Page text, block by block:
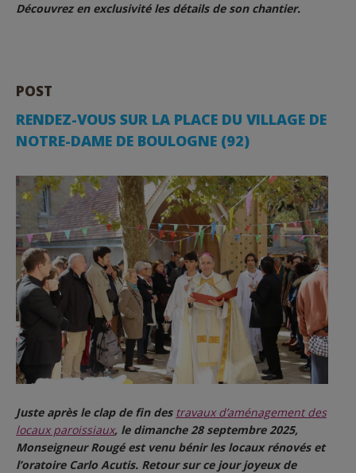
Découvrez en exclusivité les détails de son chantier.
POST
RENDEZ-VOUS SUR LA PLACE DU VILLAGE DE
NOTRE-DAME DE BOULOGNE (92)
Juste après le clap de fin des travaux d’aménagement des
locaux paroissiaux, le dimanche 28 septembre 2025,
Monseigneur Rougé est venu bénir les locaux rénovés et
l’oratoire Carlo Acutis. Retour sur ce jour joyeux de